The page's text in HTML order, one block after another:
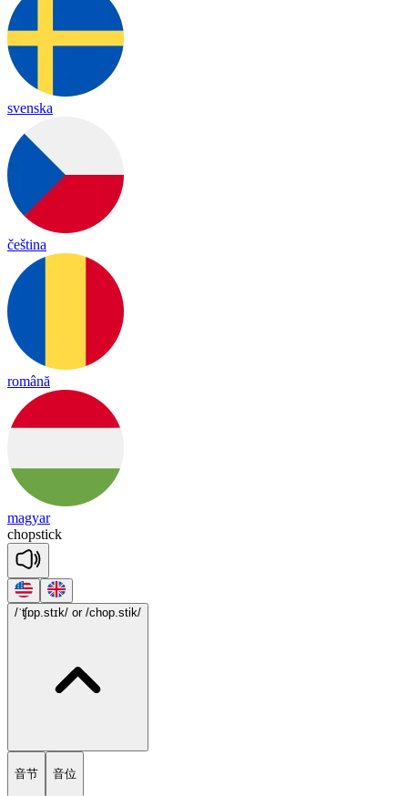
svenska
čeština
română
magyar
chopstick
/ˈʧɒp.stɪk/ or /chop.stik/
音节 音位